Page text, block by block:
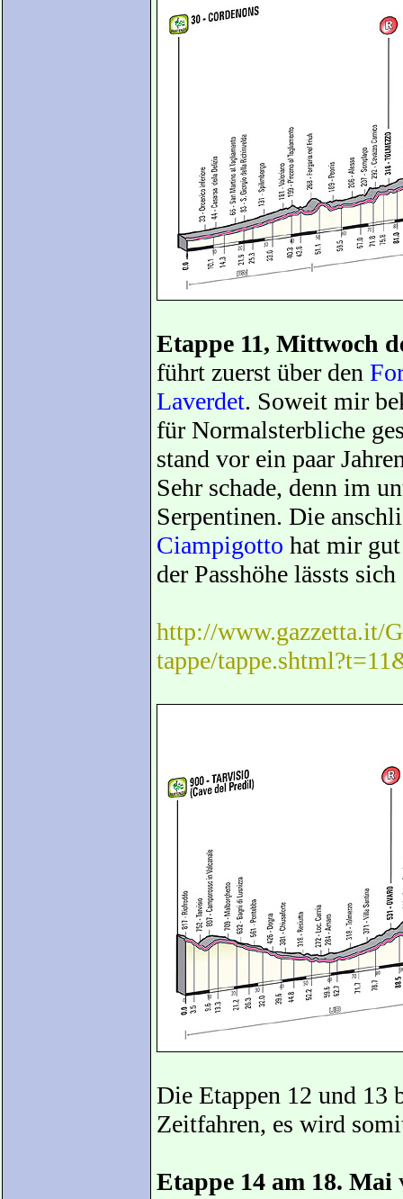
Etappe 11, Mittwoch
führt zuerst über den
Laverdet. Soweit mir
für Normalsterbliche
stand vor ein paar
Sehr schade, denn im
Serpentinen. Die
Ciampigotto hat mir
der Passhöhe lässts
http://www.gazzetta.it/
tappe/
Die Etappen 12 und 13
Zeitfahren, es wird
Etappe 14 am 18. Mai